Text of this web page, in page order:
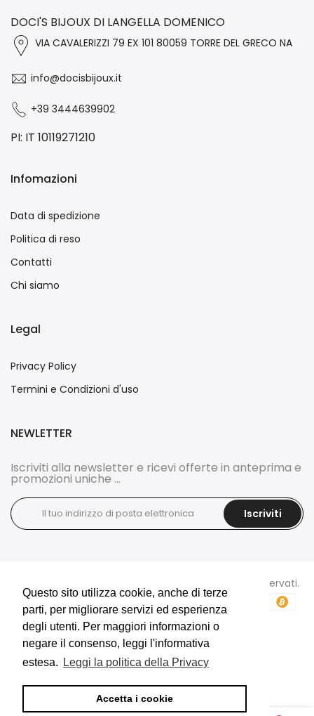
Questo sito utilizza cookie, anche di terze
parti, per migliorare servizi ed esperienza
degli utenti. Per maggiori informazioni o
negare il consenso, leggi l'informativa
estesa.
Leggi la politica della Privacy
Accetta i cookie
Questo sito utilizza cookie, anche di terze
parti, per migliorare servizi ed esperienza
degli utenti. Per maggiori informazioni o
negare il consenso, leggi l'informativa
estesa.
Leggi la politica della Privacy
Accetta i cookie
DOCI'S BIJOUX DI LANGELLA DOMENICO
VIA CAVALERIZZI 79 EX 101 80059 TORRE DEL GRECO NA
info@docisbijoux.it
+39 3444639902
PI: IT 10119271210
Infomazioni
Data di spedizione
Politica di reso
Contatti
Chi siamo
Legal
Privacy Policy
Termini e Condizioni d'uso
NEWLETTER
Iscriviti alla newsletter e ricevi offerte in anteprima e
promozioni uniche ...
Iscriviti
tutti i diritti sono riservati.
E-Commerce e Marketing realizzati da